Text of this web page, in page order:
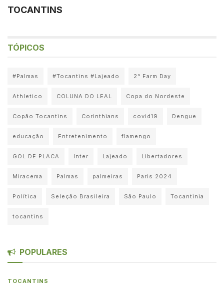
TOCANTINS
TÓPICOS
#Palmas #Tocantins #Lajeado 2° Farm Day
Athletico COLUNA DO LEAL Copa do Nordeste
Copão Tocantins Corinthians covid19 Dengue
educação Entretenimento flamengo
GOL DE PLACA Inter Lajeado Libertadores
Miracema Palmas palmeiras Paris 2024
Política Seleção Brasileira São Paulo Tocantinia
tocantins
POPULARES
TOCANTINS